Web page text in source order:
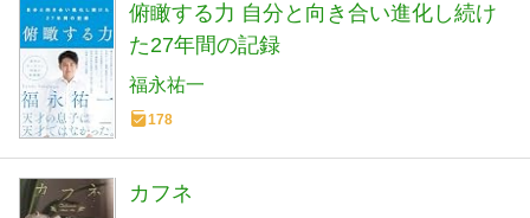
俯瞰する力 自分と向き合い進化し続け
た27年間の記録
福永祐一
178
カフネ